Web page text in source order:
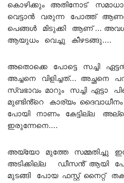
കൊഴിക്കും അതിനോട്
വെട്ടാൻ വരുന്ന പോത്ത്
പെങ്ങൾ മിടുക്കി ആണ് …
ആയുധം വെച്ചു കീഴടങ്ങു….
അതൊക്കെ പോട്ടെ സച്ചി
അച്ചനെ വിളിച്ചത്… അച്ഛനെ
സ്വഭാവം മാറും സച്ചി ഏട്ടാ
മുണ്ടിൻ്റെ കാര്യം
പോയി നാണം കേട്ടില്ല
ഇരുന്നേനെ….
അയ്യോ മുത്തേ സമ്മതിച്ചു
അടിക്കില്ല ഡീസൻ് ആയി
മുടങ്ങി പോയ ഫസ്റ്റ് നൈറ്റ്